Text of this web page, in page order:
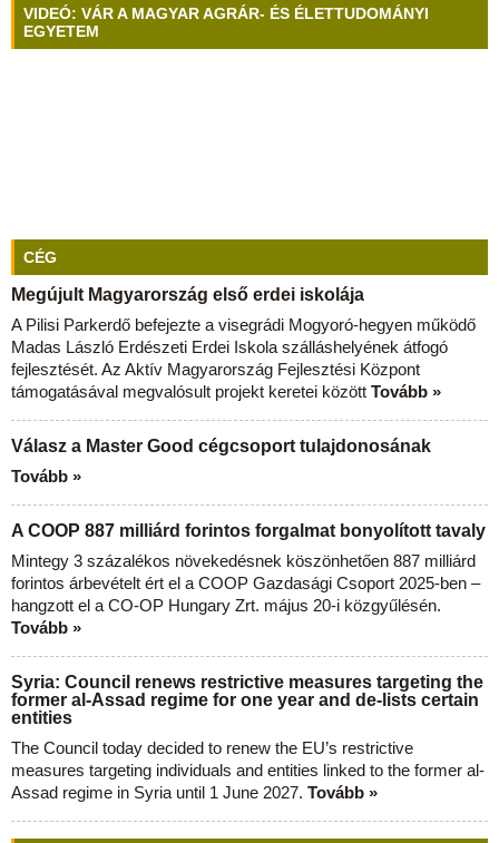
VIDEÓ: VÁR A MAGYAR AGRÁR- ÉS ÉLETTUDOMÁNYI
EGYETEM
CÉG
Megújult Magyarország első erdei iskolája
A Pilisi Parkerdő befejezte a visegrádi Mogyoró-hegyen működő
Madas László Erdészeti Erdei Iskola szálláshelyének átfogó
fejlesztését. Az Aktív Magyarország Fejlesztési Központ
támogatásával megvalósult projekt keretei között Tovább »
Válasz a Master Good cégcsoport tulajdonosának
Tovább »
A COOP 887 milliárd forintos forgalmat bonyolított tavaly
Mintegy 3 százalékos növekedésnek köszönhetően 887 milliárd
forintos árbevételt ért el a COOP Gazdasági Csoport 2025-ben –
hangzott el a CO-OP Hungary Zrt. május 20-i közgyűlésén.
Tovább »
Syria: Council renews restrictive measures targeting the
former al-Assad regime for one year and de-lists certain
entities
The Council today decided to renew the EU’s restrictive
measures targeting individuals and entities linked to the former al-
Assad regime in Syria until 1 June 2027. Tovább »